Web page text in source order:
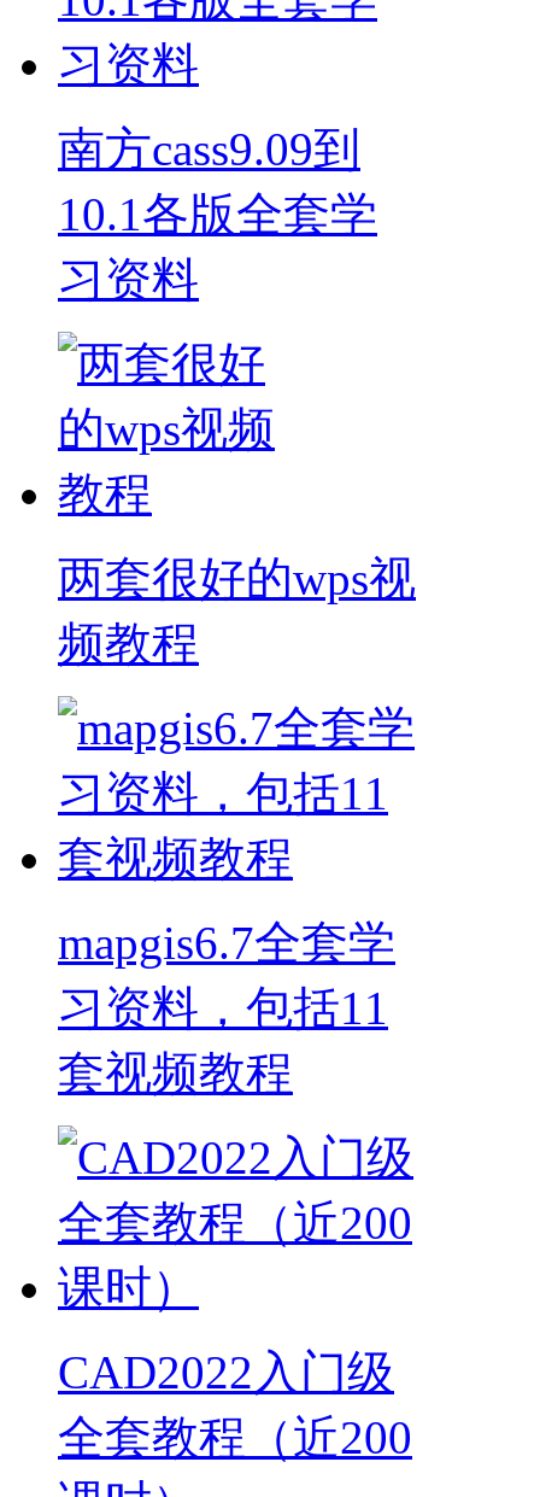
南方cass9.09到
10.1各版全套学
习资料
两套很好的wps视
频教程
mapgis6.7全套学
习资料，包括11
套视频教程
CAD2022入门级
全套教程（近200